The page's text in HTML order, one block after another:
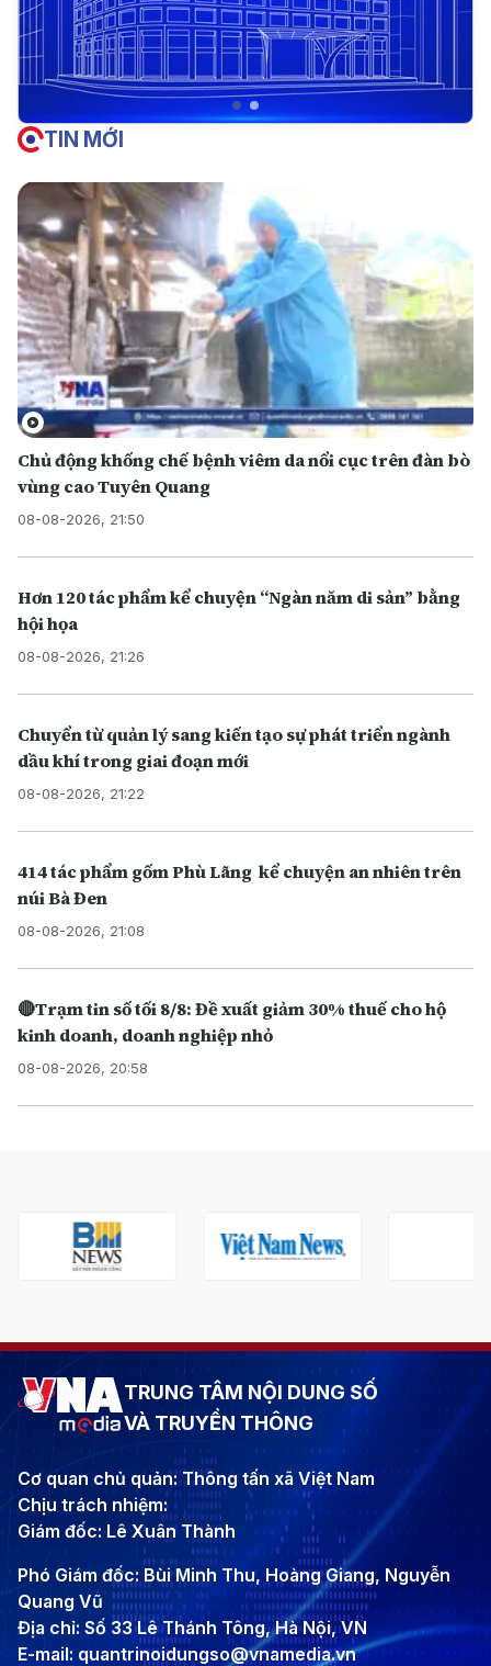
TIN MỚI
Chủ động khống chế bệnh viêm da nổi cục trên đàn bò
vùng cao Tuyên Quang
08-08-2026, 21:50
Hơn 120 tác phẩm kể chuyện “Ngàn năm di sản” bằng
hội họa
08-08-2026, 21:26
Chuyển từ quản lý sang kiến tạo sự phát triển ngành
dầu khí trong giai đoạn mới
08-08-2026, 21:22
414 tác phẩm gốm Phù Lãng kể chuyện an nhiên trên
núi Bà Đen
08-08-2026, 21:08
🔴Trạm tin số tối 8/8: Đề xuất giảm 30% thuế cho hộ
kinh doanh, doanh nghiệp nhỏ
08-08-2026, 20:58
TRUNG TÂM NỘI DUNG SỐ
VÀ TRUYỀN THÔNG
Cơ quan chủ quản: Thông tấn xã Việt Nam
Chịu trách nhiệm:
Giám đốc: Lê Xuân Thành
Phó Giám đốc: Bùi Minh Thu, Hoàng Giang, Nguyễn
Quang Vũ
Địa chỉ: Số 33 Lê Thánh Tông, Hà Nội, VN
E-mail: quantrinoidungso@vnamedia.vn